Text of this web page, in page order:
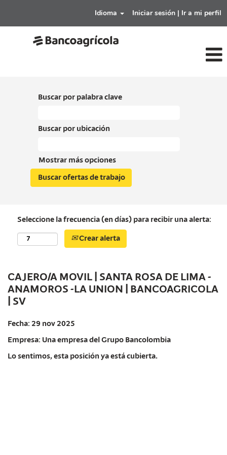
Idioma Iniciar sesión | Ir a mi perfil
Buscar por palabra clave
Buscar por ubicación
Mostrar más opciones
Seleccione la frecuencia (en días) para recibir una alerta:
Crear alerta
CAJERO/A MOVIL | SANTA ROSA DE LIMA -
ANAMOROS -LA UNION | BANCOAGRICOLA
| SV
Fecha: 29 nov 2025
Empresa: Una empresa del Grupo Bancolombia
Lo sentimos, esta posición ya está cubierta.